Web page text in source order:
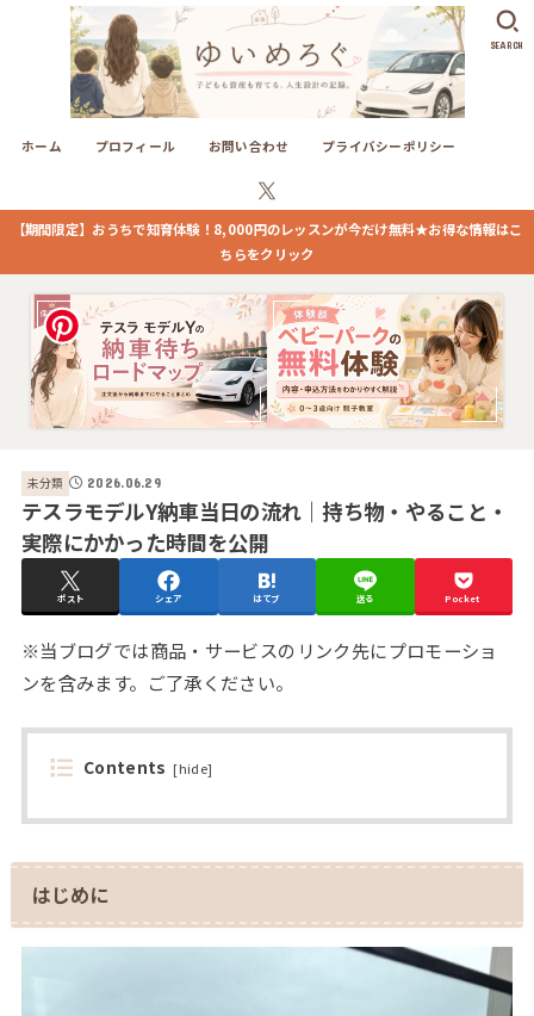
ホーム プロフィール お問い合わせ プライバシーポリシー
SEARCH
【期間限定】おうちで知育体験！8,000円のレッスンが今だけ無料★お得な情報はこ
ちらをクリック
未分類 2026.06.29
テスラモデルY納車当日の流れ｜持ち物・やること・
実際にかかった時間を公開
ポスト シェア はてブ 送る Pocket
※当ブログでは商品・サービスのリンク先にプロモーショ
ンを含みます。ご了承ください。
Contents [hide]
はじめに